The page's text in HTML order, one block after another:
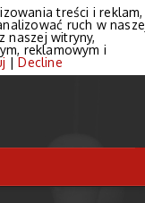
treści i reklam,
ruch w
naszej witryny,
reklamowym i
|Decline